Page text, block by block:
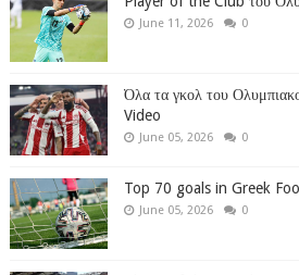
June 11, 2026 0
Όλα τα γκολ του
Video
June 05, 2026 0
Top 70 goals in Greek
June 05, 2026 0